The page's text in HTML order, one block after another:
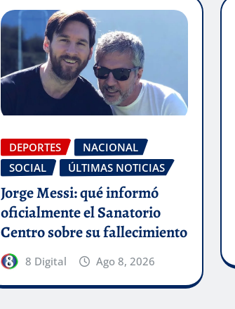
DEPORTES
NACIONAL
SOCIAL
ÚLTIMAS NOTICIAS
Jorge Messi: qué informó
oficialmente el Sanatorio
Centro sobre su fallecimiento
8 Digital Ago 8, 2026